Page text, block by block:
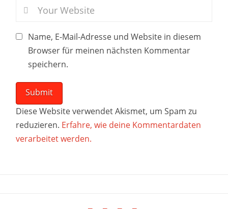
Name, E-Mail-Adresse und Website in diesem
Browser für meinen nächsten Kommentar
speichern.
Diese Website verwendet Akismet, um Spam zu
reduzieren. Erfahre, wie deine Kommentardaten
verarbeitet werden.